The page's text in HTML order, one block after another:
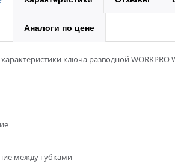
Аналоги по цене
ключа разводной WORKPRO
между губками